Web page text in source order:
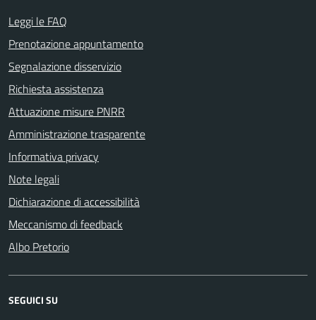
Leggi le FAQ
Prenotazione appuntamento
Segnalazione disservizio
Richiesta assistenza
Attuazione misure PNRR
Amministrazione trasparente
Informativa privacy
Note legali
Dichiarazione di accessibilità
Meccanismo di feedback
Albo Pretorio
SEGUICI SU